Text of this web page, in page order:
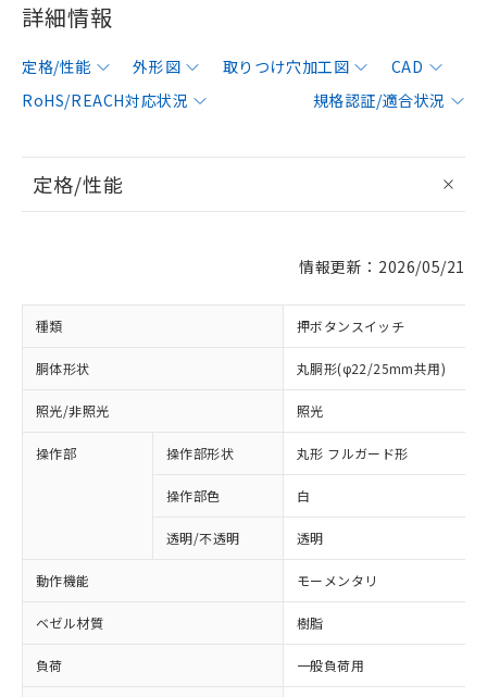
詳細情報
定格/性能 外形図 取りつけ穴加工図
CAD
RoHS/REACH対応状況
規格認証/適合状況
定格/性能
情報更新：2026/05/21
種類 押ボタンスイッチ
胴体形状 丸胴形(φ22/25mm共用)
照光/非照光 照光
操作部 操作部形状 丸形 フルガード形
操作部色 白
透明/不透明 透明
動作機能 モーメンタリ
ベゼル材質 樹脂
負荷 一般負荷用